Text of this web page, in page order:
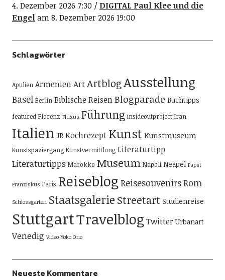
4. Dezember 2026 7:30
DIGITAL Paul Klee und die
Engelam 8. Dezember 2026 19:00
Schlagwörter
Apulien ArmenienArtArtblogAusstellung
Basel Berlin Biblische ReisenBlogparade Buchtipps
featured Florenz Fluxus Führung insideoutproject Iran
Italien JR Kochrezept Kunst Kunstmuseum
Kunstspaziergang Kunstvermittlung Literaturtipp
Literaturtipps Marokko Museum Napoli Neapel Papst
Franziskus Paris Reiseblog ReisesouvenirsRom
Schlossgarten Staatsgalerie Streetart Studienreise
StuttgartTravelblog Twitter Urbanart
Venedig Video Yoko Ono
Neueste Kommentare